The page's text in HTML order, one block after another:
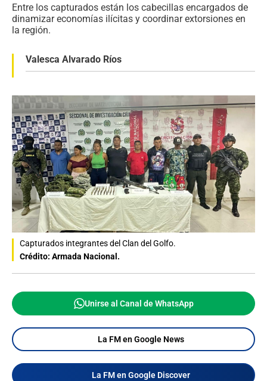
Entre los capturados están los cabecillas encargados de
dinamizar economías ilícitas y coordinar extorsiones en
la región.
Valesca Alvarado Ríos
Capturados integrantes del Clan del Golfo.
Crédito: Armada Nacional.
Unirse al Canal de WhatsApp
La FM en Google News
La FM en Google Discover